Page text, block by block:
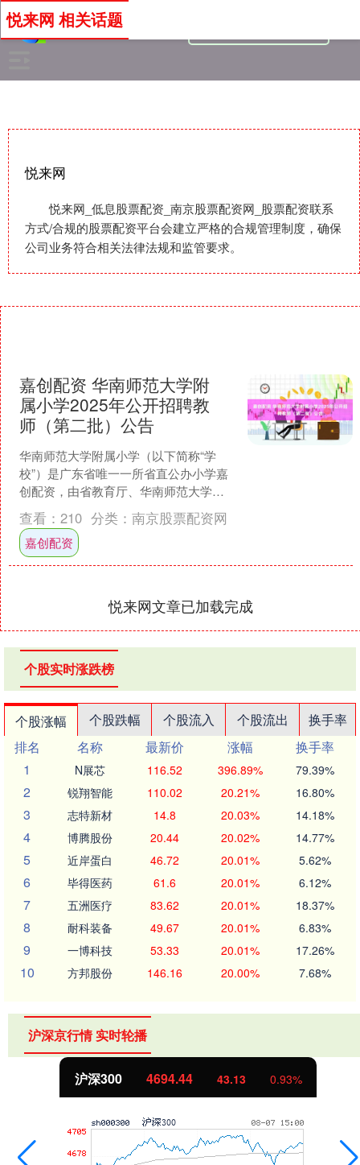
悦来网
悦来网_低息股票配资_南京股票配资网_股票配资联系
方式/合规的股票配资平台会建立严格的合规管理制度，确保
公司业务符合相关法律法规和监管要求。
悦来网 相关话题
嘉创配资 华南师范大学附
属小学2025年公开招聘教
师（第二批）公告
华南师范大学附属小学（以下简称“学
校”）是广东省唯一一所省直公办小学嘉
创配资，由省教育厅、华南师范大学双
重领导。学校地处华南师范大学广州校
区石牌校园内，现有全国....
查看： 210 分类： 南京股票配资网
嘉创配资
悦来网文章已加载完成
个股实时涨跌榜
个股涨幅 个股跌幅 个股流入 个股流出
换手率
排名
名称 最新价 涨幅
换手率
1
N展芯 116.52 396.89% 79.39%
2 锐翔智能 110.02 20.21% 16.80%
3 志特新材 14.8 20.03% 14.18%
4 博腾股份 20.44 20.02% 14.77%
5 近岸蛋白 46.72 20.01% 5.62%
6 毕得医药 61.6 20.01% 6.12%
7 五洲医疗 83.62 20.01% 18.37%
8 耐科装备 49.67 20.01% 6.83%
9 一博科技 53.33 20.01% 17.26%
10 方邦股份 146.16 20.00% 7.68%
沪深京行情 实时轮播
北证50 1134.24 11.37 1.01%